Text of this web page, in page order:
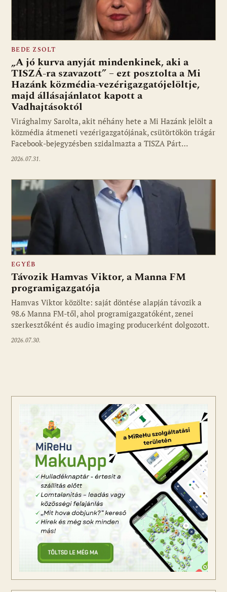
BEDE ZSOLT
„A jó kurva anyját mindenkinek, aki a
TISZÁ-ra szavazott” – ezt posztolta a Mi
Hazánk közmédia-vezérigazgatójelöltje,
majd állásajánlatot kapott a
Vadhajtásoktól
Virághalmy Sarolta, akit néhány hete a Mi Hazánk jelölt a
közmédia átmeneti vezérigazgatójának, csütörtökön trágár
Facebook-bejegyzésben szidalmazta a TISZA Párt…
2026.07.31.
EGYÉB
Távozik Hamvas Viktor, a Manna FM
programigazgatója
Hamvas Viktor közölte: saját döntése alapján távozik a
98.6 Manna FM-től, ahol programigazgatóként, zenei
szerkesztőként és audio imaging producerként dolgozott.
2026.07.30.